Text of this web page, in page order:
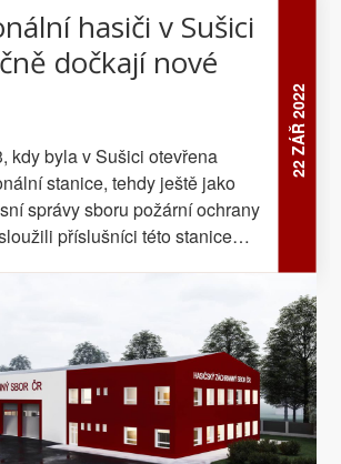
22 ZÁŘ 2022
hasiči v Sušici
dočkají nové
kdy byla v Sušici otevřena
stanice, tehdy ještě jako
správy sboru požární ochrany
příslušníci této stanice